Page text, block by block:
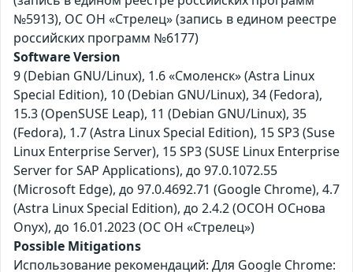
№5913), ОС ОН «Стрелец» (запись в едином реестре
российских программ №6177)
Software Version
9 (Debian GNU/Linux), 1.6 «Смоленск» (Astra Linux
Special Edition), 10 (Debian GNU/Linux), 34 (Fedora),
15.3 (OpenSUSE Leap), 11 (Debian GNU/Linux), 35
(Fedora), 1.7 (Astra Linux Special Edition), 15 SP3 (Suse
Linux Enterprise Server), 15 SP3 (SUSE Linux Enterprise
Server for SAP Applications), до 97.0.1072.55
(Microsoft Edge), до 97.0.4692.71 (Google Chrome), 4.7
(Astra Linux Special Edition), до 2.4.2 (ОСОН ОСнова
Оnyx), до 16.01.2023 (ОС ОН «Стрелец»)
Possible Mitigations
Использование рекомендаций: Для Google Chrome: